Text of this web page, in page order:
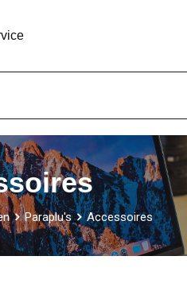
Paraplu's Accessoires